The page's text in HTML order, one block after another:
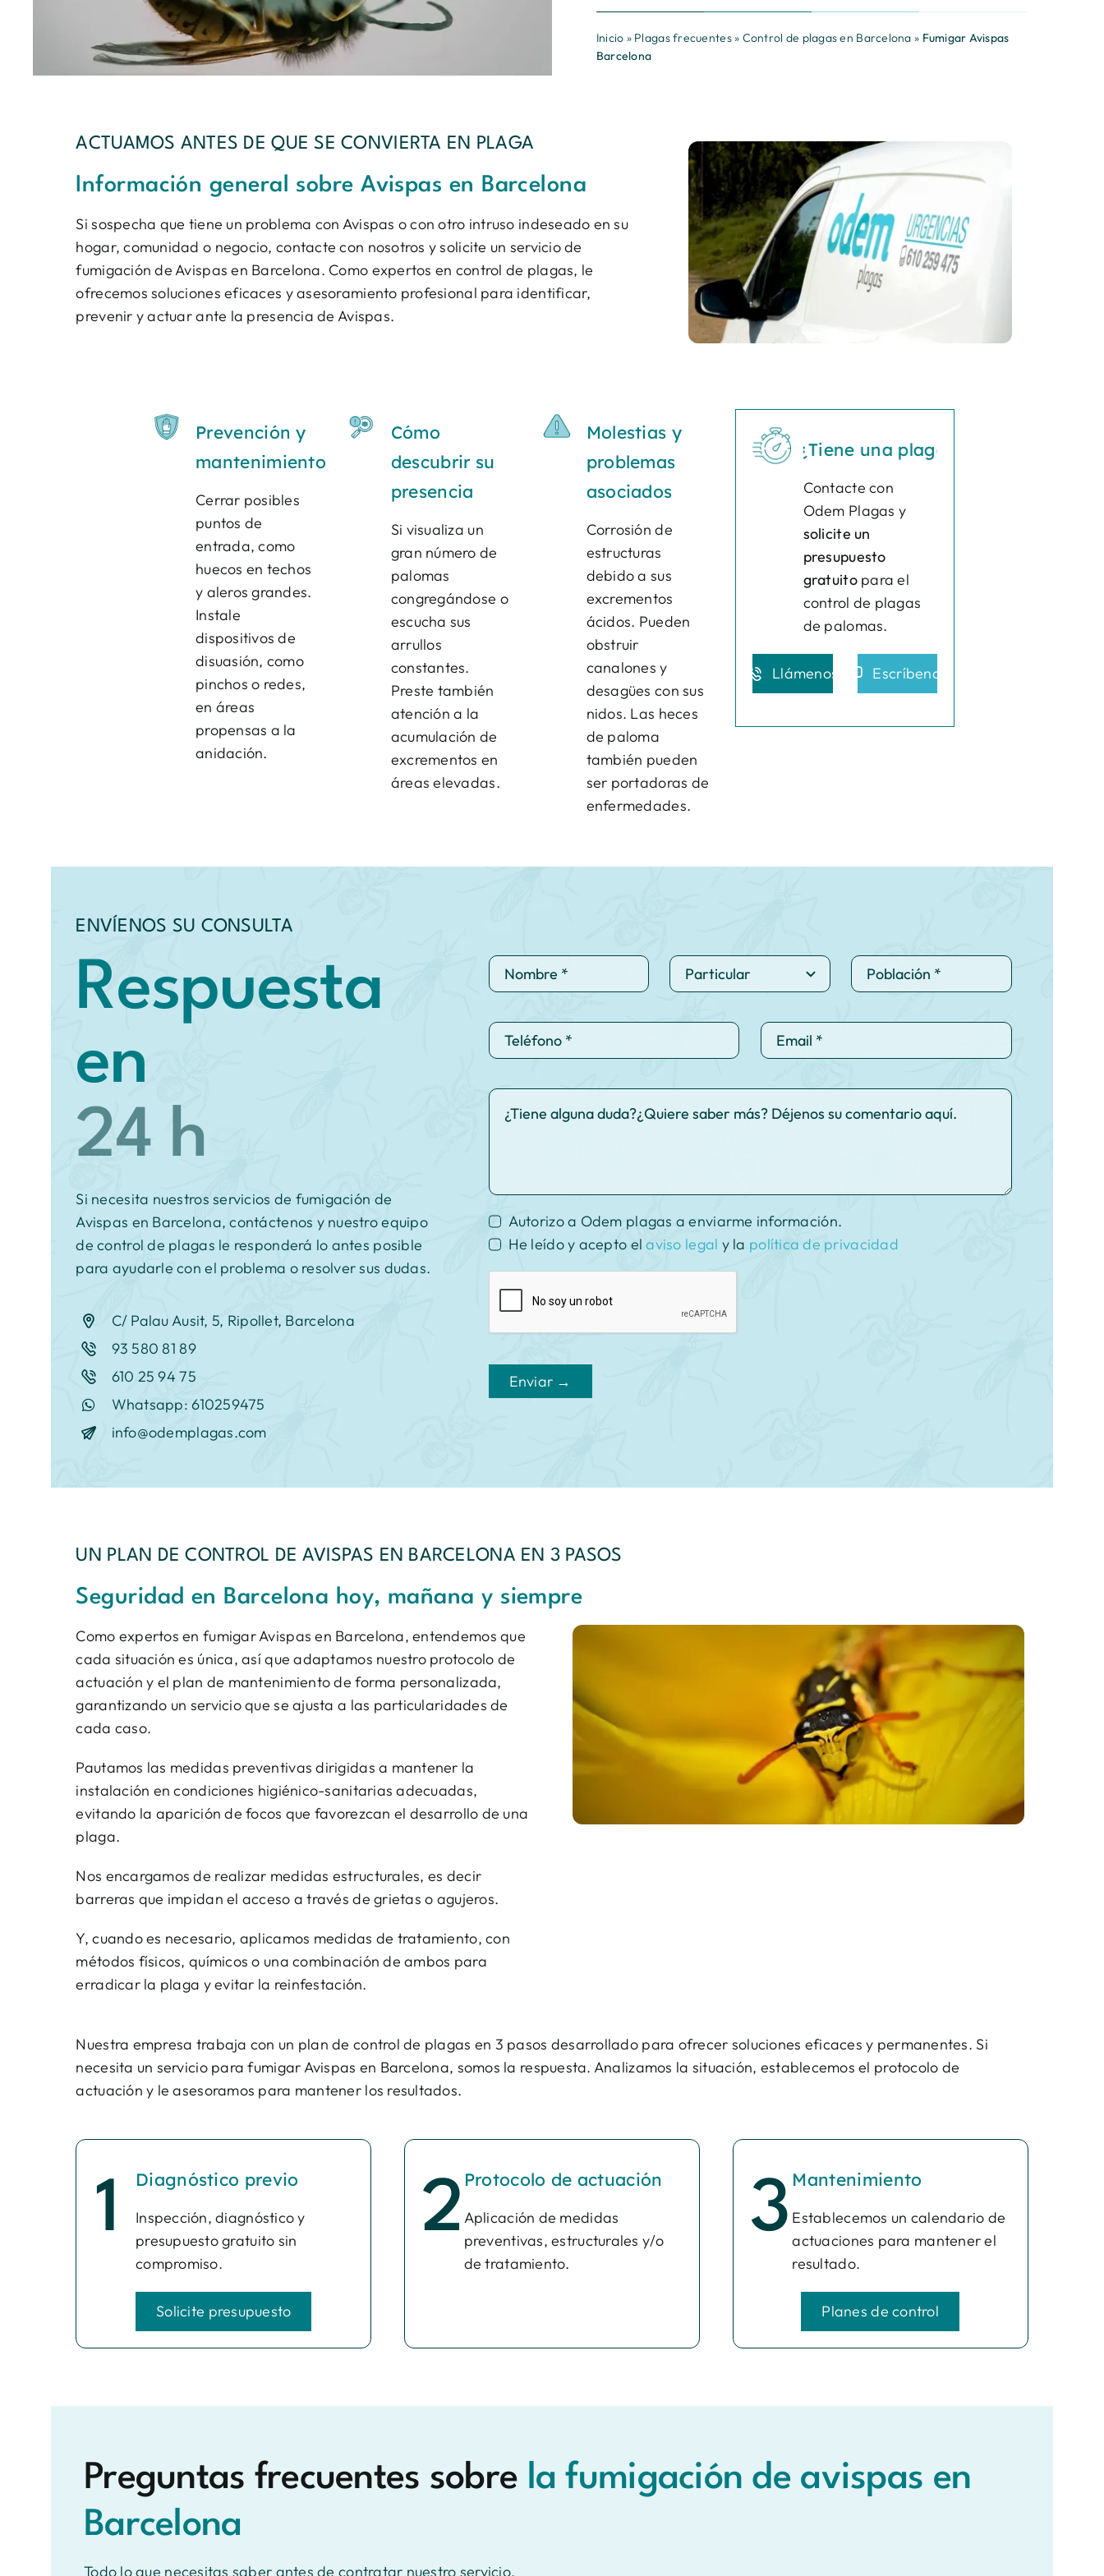
Inicio » Plagas frecuentes» Control de plagas en Barcelona » Fumigar Avispas
Barcelona
ACTUAMOS ANTES DE QUE SE CONVIERTA EN PLAGA
Información general sobre Avispas en Barcelona
Si sospecha que tiene un problema con Avispas o con otro intruso indeseado en su
hogar, comunidad o negocio, contacte con nosotros y solicite un servicio de
fumigación de Avispas en Barcelona. Como expertos en control de plagas, le
ofrecemos soluciones eficaces y asesoramiento profesional para identificar,
prevenir y actuar ante la presencia de Avispas.
Prevención y
mantenimiento
Cerrar posibles
puntos de
entrada, como
huecos en techos
y aleros grandes.
Instale
dispositivos de
disuasión, como
pinchos o redes,
en áreas
propensas a la
anidación.
Cómo
descubrir su
presencia
Si visualiza un
gran número de
palomas
congregándose o
escucha sus
arrullos
constantes.
Preste también
atención a la
acumulación de
excrementos en
áreas elevadas.
Molestias y
problemas
asociados
Corrosión de
estructuras
debido a sus
excrementos
ácidos. Pueden
obstruir
canalones y
desagües con sus
nidos. Las heces
de paloma
también pueden
ser portadoras de
enfermedades.
¿Tiene una plaga?Actúe ya
Contacte con
Odem Plagas y
solicite un
presupuesto
gratuitopara el
control de plagas
de palomas.
Llámenos Escríbenos
ENVÍENOS SU CONSULTA
Respuesta
en
Si necesita nuestros servicios de fumigación de
Avispas en Barcelona, contáctenos y nuestro equipo
de control de plagas le responderá lo antes posible
para ayudarle con el problema o resolver sus dudas.
C/ Palau Ausit, 5, Ripollet, Barcelona
93 580 81 89
610 25 94 75
Whatsapp: 610259475
info@odemplagas.com
Autorizo a Odem plagas a enviarme información.
He leído y acepto elaviso legal y la política de privacidad
Enviar →
UN PLAN DE CONTROL DE AVISPAS EN BARCELONA EN 3 PASOS
Seguridad en Barcelona hoy, mañana y siempre
Como expertos en fumigar Avispas en Barcelona, entendemos que
cada situación es única, así que adaptamos nuestro protocolo de
actuación y el plan de mantenimiento de forma personalizada,
garantizando un servicio que se ajusta a las particularidades de
cada caso.
Pautamos las medidas preventivas dirigidas a mantener la
instalación en condiciones higiénico-sanitarias adecuadas,
evitando la aparición de focos que favorezcan el desarrollo de una
plaga.
Nos encargamos de realizar medidas estructurales, es decir
barreras que impidan el acceso a través de grietas o agujeros.
Y, cuando es necesario, aplicamos medidas de tratamiento, con
métodos físicos, químicos o una combinación de ambos para
erradicar la plaga y evitar la reinfestación.
Nuestra empresa trabaja con un plan de control de plagas en 3 pasos desarrollado para ofrecer soluciones eficaces y permanentes. Si
necesita un servicio para fumigar Avispas en Barcelona, somos la respuesta. Analizamos la situación, establecemos el protocolo de
actuación y le asesoramos para mantener los resultados.
1 Diagnóstico previo
Inspección, diagnóstico y
presupuesto gratuito sin
compromiso.
Solicite presupuesto
2 Protocolo de actuación
Aplicación de medidas
preventivas, estructurales y/o
de tratamiento.
3 Mantenimiento
Establecemos un calendario de
actuaciones para mantener el
resultado.
Planes de control
Preguntas frecuentes sobre la fumigación de avispas en
Barcelona
Todo lo que necesitas saber antes de contratar nuestro servicio.